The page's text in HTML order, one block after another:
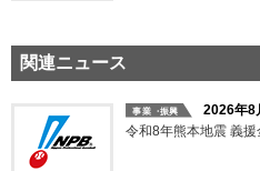
関連ニュース
2026年8
令和8年熊本地震 義援